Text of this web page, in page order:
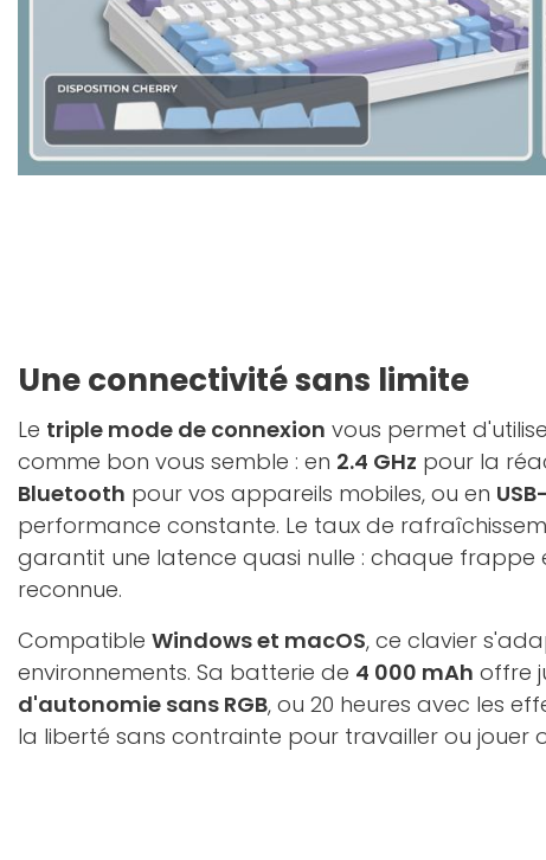
Une connectivité sans limite
Le triple mode de connexion vous permet d'utiliser
comme bon vous semble : en 2.4 GHz pour la
Bluetooth pour vos appareils mobiles, ou en
performance constante. Le taux de
garantit une latence quasi nulle : chaque frappe
reconnue.
Compatible Windows et macOS, ce clavier
environnements. Sa batterie de 4 000 mAh offre
d'autonomie sans RGB, ou 20 heures avec les
la liberté sans contrainte pour travailler ou jouer